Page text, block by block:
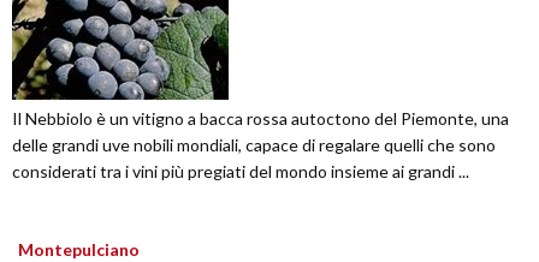
Il Nebbiolo è un vitigno a bacca rossa autoctono del Piemonte, una
delle grandi uve nobili mondiali, capace di regalare quelli che sono
considerati tra i vini più pregiati del mondo insieme ai grandi ...
Montepulciano